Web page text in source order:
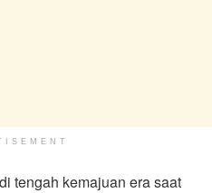
tengah kemajuan era saat